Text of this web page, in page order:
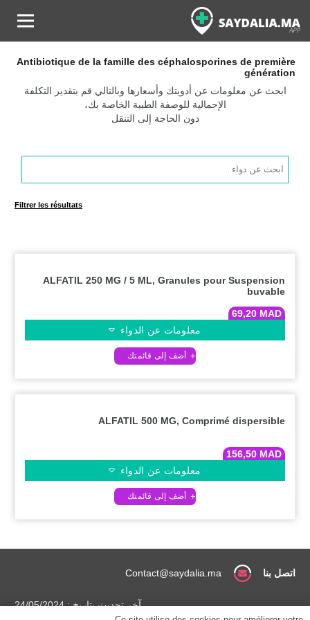
Antibiotique de la famille des céphalosporines de première
génération
ابحث عن معلومات عن أدويتك وأسعارها وبالتالي قم بتقدير التكلفة
الإجمالية للوصفة الطبية الخاصة بك،
دون الحاجة إلى التنقل
Products
search
Filtrer les résultats
ALFATIL 250 MG / 5 ML, Granules pour Suspension
buvable
69,20 MAD
معلومات عن الدواء
ALFATIL 500 MG, Comprimé dispersible
156,50 MAD
معلومات عن الدواء
اتصل بنا Contact@saydalia.ma
آخر تحديث بتاريخ : 24/05/2024